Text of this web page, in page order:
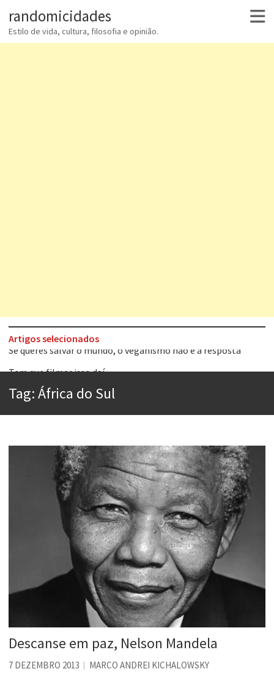
randomicidades
Estilo de vida, cultura, filosofia e opinião.
Artigos selecionados
A construção da urbanidade
Aprender a fracassar é o segredo do sucesso
Esse tal de Rock Gaúcho
Os causos de Jorge Luis Borges
Voto obrigatório é correto?
Se queres salvar o mundo, o veganismo não é a resposta
Tag:África do Sul
Descanse em paz, Nelson Mandela
7 DEZEMBRO 2013 MARCO ANDREI KICHALOWSKY